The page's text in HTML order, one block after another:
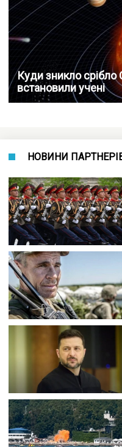
Куди зникло срібло
встановили учені
НОВИНИ